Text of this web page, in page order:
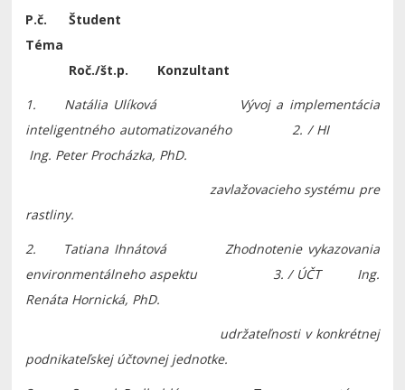
P.č. Študent
Téma
Roč./št.p. Konzultant
1. Natália Ulíková Vývoj a implementácia
inteligentného automatizovaného 2. / HI
Ing. Peter Procházka, PhD.
zavlažovacieho systému pre
rastliny.
2. Tatiana Ihnátová Zhodnotenie vykazovania
environmentálneho aspektu 3. / ÚČT Ing.
Renáta Hornická, PhD.
udržateľnosti v konkrétnej
podnikateľskej účtovnej jednotke.